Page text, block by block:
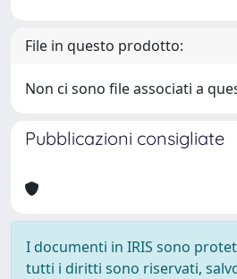
File in questo prodotto:
Non ci sono file associati a
Pubblicazioni consigliate
I documenti in IRIS sono
tutti i diritti sono riservati,